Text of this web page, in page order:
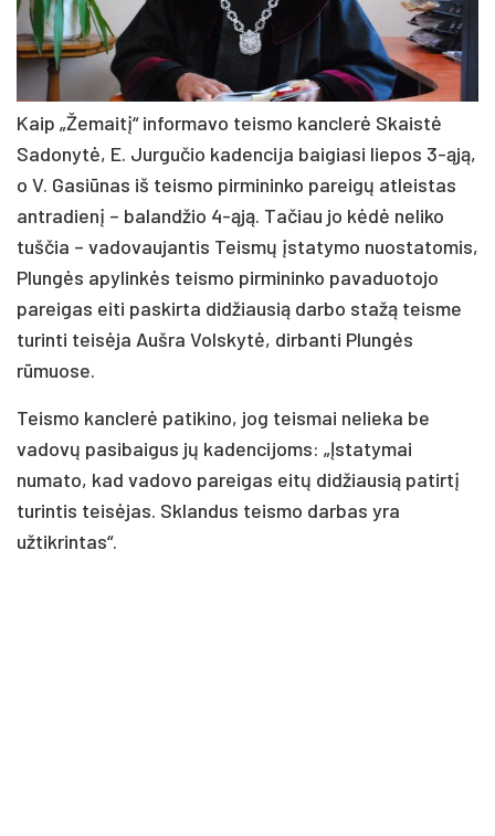
Kaip „Žemaitį“ informavo teismo kanclerė Skaistė
Sadonytė, E. Jurgučio kadencija baigiasi liepos 3-ąją,
o V. Gasiūnas iš teismo pirmininko pareigų atleistas
antradienį – balandžio 4-ąją. Tačiau jo kėdė neliko
tuščia – vadovaujantis Teismų įstatymo nuostatomis,
Plungės apylinkės teismo pirmininko pavaduotojo
pareigas eiti paskirta didžiausią darbo stažą teisme
turinti teisėja Aušra Volskytė, dirbanti Plungės
rūmuose.
Teismo kanclerė patikino, jog teismai nelieka be
vadovų pasibaigus jų kadencijoms: „Įstatymai
numato, kad vadovo pareigas eitų didžiausią patirtį
turintis teisėjas. Sklandus teismo darbas yra
užtikrintas“.